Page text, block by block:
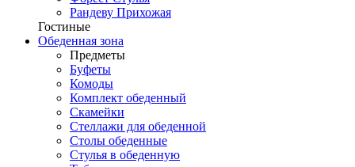
Рандеву Прихожая
Гостиные
Обеденная зона
Предметы
Буфеты
Комоды
Комплект обеденный
Скамейки
Стеллажи для обеденной
Столы обеденные
Стулья в обеденную